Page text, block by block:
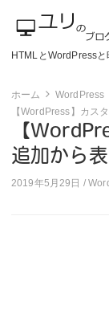
HTMLとWordPress
ホーム
WordPress
【WordPress】カス
【
追加から
2019年5月29日 /